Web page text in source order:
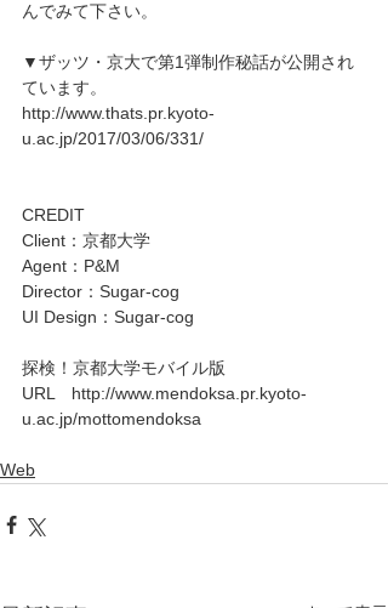
んでみて下さい。
▼ザッツ・京大で第1弾制作秘話が公開され
ています。
http://www.thats.pr.kyoto-
u.ac.jp/2017/03/06/331/
CREDIT
Client：京都大学
Agent：P&M
Director：Sugar-cog
UI Design：Sugar-cog
探検！京都大学モバイル版
URL　http://www.mendoksa.pr.kyoto-
u.ac.jp/mottomendoksa
Web